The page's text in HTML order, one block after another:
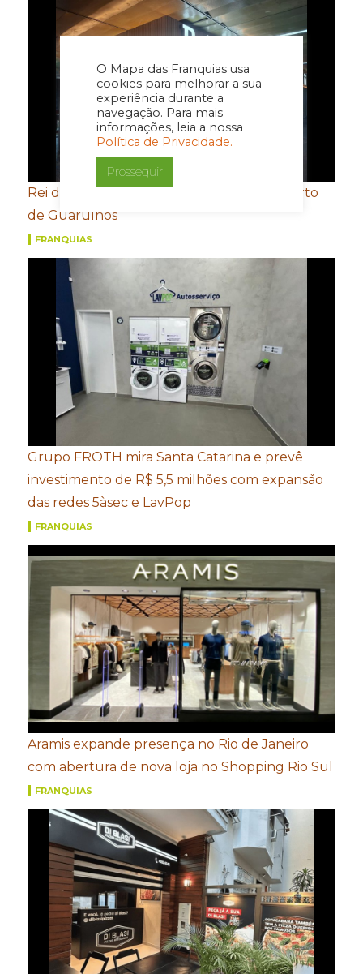
O Mapa das Franquias usa
cookies para melhorar a sua
experiência durante a
navegação. Para mais
informações, leia a nossa
Política de Privacidade.
Prosseguir
Rei do Mate inaugura nova loja no Aeroporto
de Guarulhos
FRANQUIAS
Grupo FROTH mira Santa Catarina e prevê
investimento de R$ 5,5 milhões com expansão
das redes 5àsec e LavPop
FRANQUIAS
Aramis expande presença no Rio de Janeiro
com abertura de nova loja no Shopping Rio Sul
FRANQUIAS